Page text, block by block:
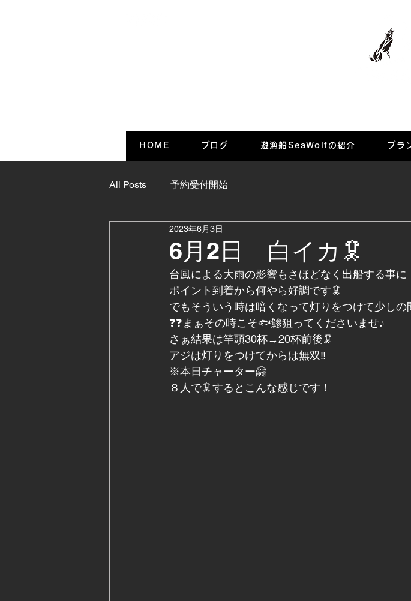
HOME ブログ 遊漁船SeaWolfの紹介 プラ
All Posts 予約受付開始
6月2日 白イカ🦑
2023年6月3日
台風による大雨の影響もさほどなく出船する事に
ポイント到着から何やら好調です🦑
でもそういう時は暗くなって灯りをつけて少し
❓❓まぁその時こそ🐟鯵狙ってくださいませ♪
さぁ結果は竿頭30杯→20杯前後🦑
アジは灯りをつけてからは無双‼️
※本日チャーター🤗
８人で🦑するとこんな感じです！